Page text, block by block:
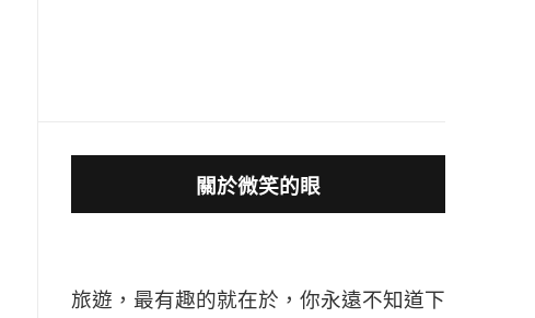
關於微笑的眼
旅遊，最有趣的就在於，你永遠不知道下